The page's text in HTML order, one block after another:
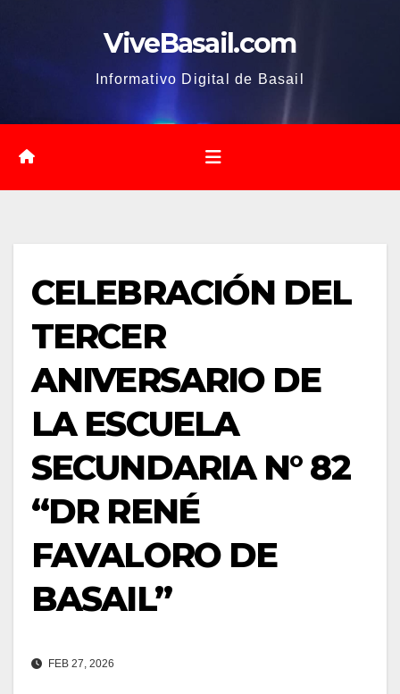
ViveBasail.com
Informativo Digital de Basail
CELEBRACIÓN DEL
TERCER
ANIVERSARIO DE
LA ESCUELA
SECUNDARIA N° 82
“DR RENÉ
FAVALORO DE
BASAIL”
FEB 27, 2026